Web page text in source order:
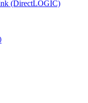
(DirectLOGIC)